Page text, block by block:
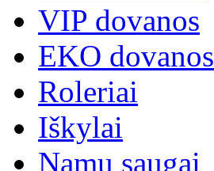
VIP dovanos
EKO dovanos
Roleriai
Iškylai
Namų saugai